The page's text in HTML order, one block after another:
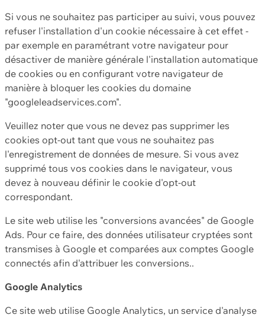
Si vous ne souhaitez pas participer au suivi, vous pouvez
refuser l'installation d'un cookie nécessaire à cet effet -
par exemple en paramétrant votre navigateur pour
désactiver de manière générale l'installation automatique
de cookies ou en configurant votre navigateur de
manière à bloquer les cookies du domaine
"googleleadservices.com".
Veuillez noter que vous ne devez pas supprimer les
cookies opt-out tant que vous ne souhaitez pas
l'enregistrement de données de mesure. Si vous avez
supprimé tous vos cookies dans le navigateur, vous
devez à nouveau définir le cookie d'opt-out
correspondant.
Le site web utilise les "conversions avancées" de Google
Ads. Pour ce faire, des données utilisateur cryptées sont
transmises à Google et comparées aux comptes Google
connectés afin d'attribuer les conversions..
Google Analytics
Ce site web utilise Google Analytics, un service d'analyse